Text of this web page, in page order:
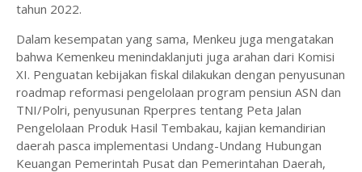
tahun 2022.
Dalam kesempatan yang sama, Menkeu juga mengatakan
bahwa Kemenkeu menindaklanjuti juga arahan dari Komisi
XI. Penguatan kebijakan fiskal dilakukan dengan penyusunan
roadmap reformasi pengelolaan program pensiun ASN dan
TNI/Polri, penyusunan Rperpres tentang Peta Jalan
Pengelolaan Produk Hasil Tembakau, kajian kemandirian
daerah pasca implementasi Undang-Undang Hubungan
Keuangan Pemerintah Pusat dan Pemerintahan Daerah,